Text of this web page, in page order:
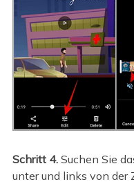
Schritt 4.Suchen Sie
unter und links von der